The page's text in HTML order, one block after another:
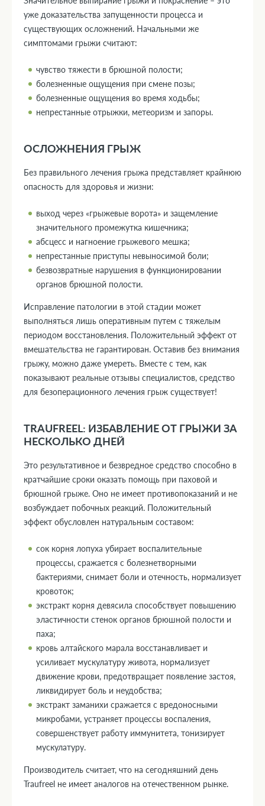
уже доказательства запущенности процесса и
существующих осложнений. Начальными же
симптомами грыжи считают:
чувство тяжести в брюшной полости;
болезненные ощущения при смене позы;
болезненные ощущения во время ходьбы;
непрестанные отрыжки, метеоризм и запоры.
ОСЛОЖНЕНИЯ ГРЫЖ
Без правильного лечения грыжа представляет крайнюю
опасность для здоровья и жизни:
выход через «грыжевые ворота» и защемление
значительного промежутка кишечника;
абсцесс и нагноение грыжевого мешка;
непрестанные приступы невыносимой боли;
безвозвратные нарушения в функционировании
органов брюшной полости.
Исправление патологии в этой стадии может
выполняться лишь оперативным путем с тяжелым
периодом восстановления. Положительный эффект от
вмешательства не гарантирован. Оставив без внимания
грыжу, можно даже умереть. Вместе с тем, как
показывают реальные отзывы специалистов, средство
для безоперационного лечения грыж существует!
TRAUFREEL: ИЗБАВЛЕНИЕ ОТ ГРЫЖИ ЗА
НЕСКОЛЬКО ДНЕЙ
Это результативное и безвредное средство способно в
кратчайшие сроки оказать помощь при паховой и
брюшной грыже. Оно не имеет противопоказаний и не
возбуждает побочных реакций. Положительный
эффект обусловлен натуральным составом:
сок корня лопуха убирает воспалительные
процессы, сражается с болезнетворными
бактериями, снимает боли и отечность, нормализует
кровоток;
экстракт корня девясила способствует повышению
эластичности стенок органов брюшной полости и
паха;
кровь алтайского марала восстанавливает и
усиливает мускулатуру живота, нормализует
движение крови, предотвращает появление застоя,
ликвидирует боль и неудобства;
экстракт заманихи сражается с вредоносными
микробами, устраняет процессы воспаления,
совершенствует работу иммунитета, тонизирует
мускулатуру.
Производитель считает, что на сегодняшний день
Traufreel не имеет аналогов на отечественном рынке.